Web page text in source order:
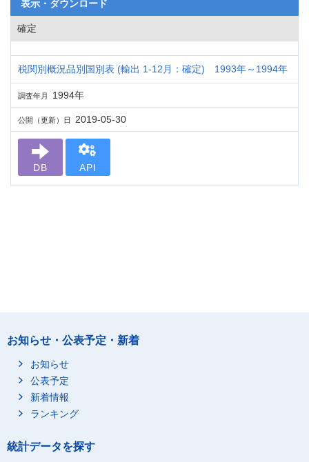
表示・ダウンロード
確定
税関別概況品別国別表 (輸出 1-12月：確定) 1993年～1994年
調査年月 1994年
公開（更新）日 2019-05-30
DB API
お知らせ・公表予定・新着
お知らせ
公表予定
新着情報
ランキング
統計データを探す